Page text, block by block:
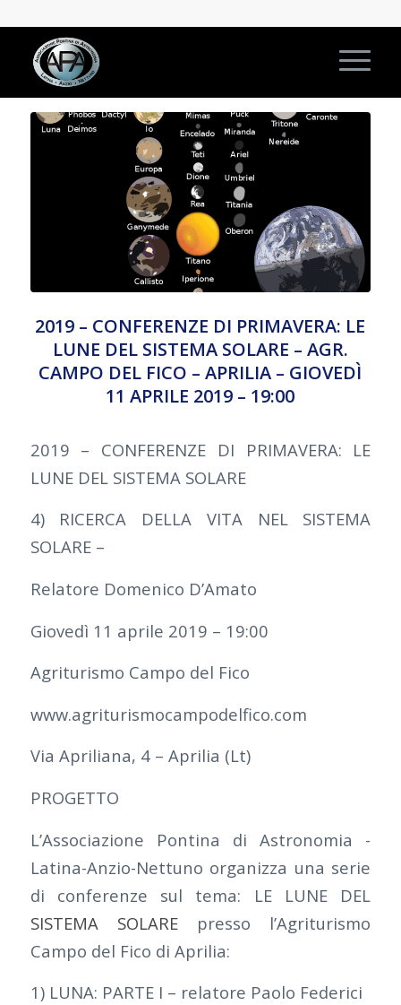
2019 – CONFERENZE DI PRIMAVERA: LE
LUNE DEL SISTEMA SOLARE – AGR.
CAMPO DEL FICO – APRILIA – GIOVEDÌ
11 APRILE 2019 – 19:00
2019 – CONFERENZE DI PRIMAVERA: LE
LUNE DEL SISTEMA SOLARE
4) RICERCA DELLA VITA NEL SISTEMA
SOLARE –
Relatore Domenico D’Amato
Giovedì 11 aprile 2019 – 19:00
Agriturismo Campo del Fico
www.agriturismocampodelfico.com
Via Apriliana, 4 – Aprilia (Lt)
PROGETTO
L’Associazione Pontina di Astronomia -
Latina-Anzio-Nettuno organizza una serie
di conferenze sul tema: LE LUNE DEL
SISTEMA SOLAREpresso l’Agriturismo
Campo del Fico di Aprilia:
1) LUNA: PARTE I – relatore Paolo Federici